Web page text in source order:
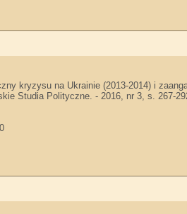
kryzysu na Ukrainie (2013-2014) i
Studia Polityczne. - 2016, nr 3, s. 267-